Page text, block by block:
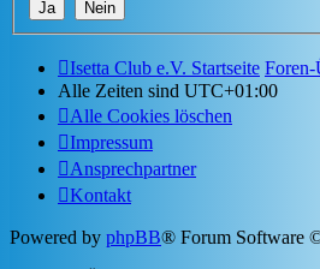
Isetta Club e.V. Startseite Foren-
Alle Zeiten sind UTC+01:00
Alle Cookies löschen
Impressum
Ansprechpartner
Kontakt
Powered by phpBB® Forum Software